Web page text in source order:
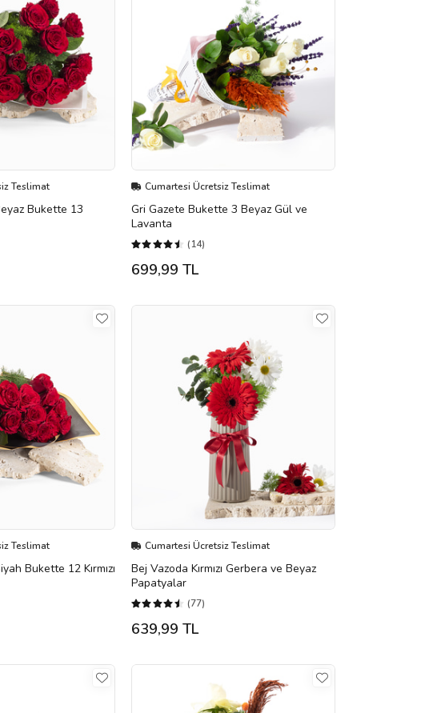
Teslimat
Bukette 13
Cumartesi Ücretsiz Teslimat
Gri Gazete Bukette 3 Beyaz Gül ve
Lavanta
(14)
699,99 TL
Teslimat
Bukette 12 Kırmızı
Cumartesi Ücretsiz Teslimat
Bej Vazoda Kırmızı Gerbera ve Beyaz
Papatyalar
(77)
639,99 TL